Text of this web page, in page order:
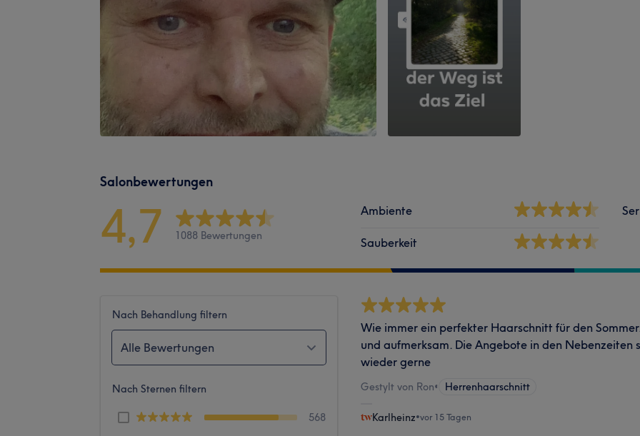
Salonbewertungen
4,7 1088 Bewertungen
Ambiente
Sauberkeit
Nach Behandlung filtern
Alle Bewertungen
Nach Sternen filtern
568
Wie immer ein perfekter Haarschnitt für den
und aufmerksam. Die Angebote in den Nebenzeiten
wieder gerne
Gestylt von Ron• Herrenhaarschnitt
Karlheinz•vor 15 Tagen